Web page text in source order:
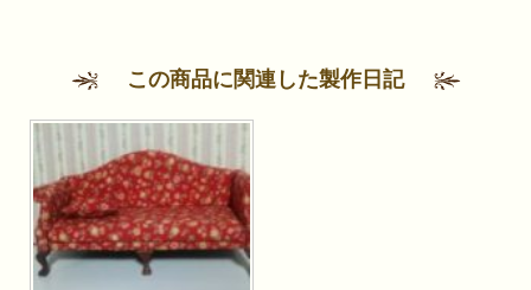
この商品に関連した製作日記